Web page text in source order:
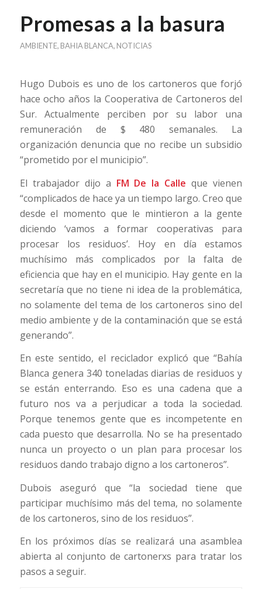
Promesas a la basura
AMBIENTE, BAHIA BLANCA, NOTICIAS
Hugo Dubois es uno de los cartoneros que forjó
hace ocho años la Cooperativa de Cartoneros del
Sur. Actualmente perciben por su labor una
remuneración de $ 480 semanales. La
organización denuncia que no recibe un subsidio
“prometido por el municipio”.
El trabajador dijo a FM De la Calle que vienen
“complicados de hace ya un tiempo largo. Creo que
desde el momento que le mintieron a la gente
diciendo ‘vamos a formar cooperativas para
procesar los residuos’. Hoy en día estamos
muchísimo más complicados por la falta de
eficiencia que hay en el municipio. Hay gente en la
secretaría que no tiene ni idea de la problemática,
no solamente del tema de los cartoneros sino del
medio ambiente y de la contaminación que se está
generando”.
En este sentido, el reciclador explicó que “Bahía
Blanca genera 340 toneladas diarias de residuos y
se están enterrando. Eso es una cadena que a
futuro nos va a perjudicar a toda la sociedad.
Porque tenemos gente que es incompetente en
cada puesto que desarrolla. No se ha presentado
nunca un proyecto o un plan para procesar los
residuos dando trabajo digno a los cartoneros”.
Dubois aseguró que “la sociedad tiene que
participar muchísimo más del tema, no solamente
de los cartoneros, sino de los residuos”.
En los próximos días se realizará una asamblea
abierta al conjunto de cartonerxs para tratar los
pasos a seguir.